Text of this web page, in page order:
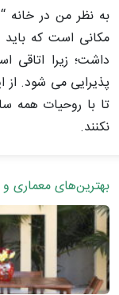
به نظر من در خانه
مکانی است که باید
داشت؛ زیرا اتاقی
پذیرایی می شود. از
تا با روحیات همه
نکنند.
بهترین‌های معماری